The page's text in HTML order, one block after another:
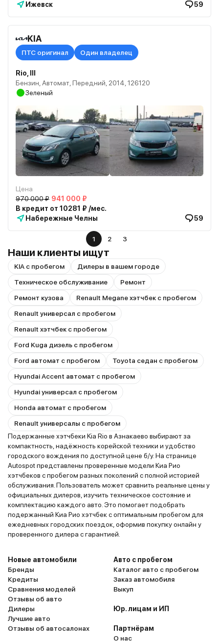
Ижевск
59
KIA
ПТС оригинал Один владелец
Rio, III
Бензин, Автомат, Передний, 2014, 126120
Зеленый
Цена
970 000 ₽ 941 000 ₽
В кредит от 10281 ₽ /мес.
Набережные Челны
59
1 2 3
Наши клиенты ищут
KIA с пробегом
Дилеры в вашем городе
Техническое обслуживание
Ремонт
Ремонт кузова
Renault Megane хэтчбек с пробегом
Renault универсал с пробегом
Renault хэтчбек с пробегом
Ford Kuga дизель с пробегом
Ford автомат с пробегом
Toyota седан с пробегом
Hyundai Accent автомат с пробегом
Hyundai универсал с пробегом
Honda автомат с пробегом
Renault универсалы с пробегом
Подержанные хэтчбеки Kia Rio в Азнакаево выбирают за
компактность, надёжность корейской техники и удобство
городского вождения по доступной цене б/у. На странице
Autospot представлены проверенные модели Киа Рио
хэтчбеков с пробегом разных поколений с полной историей
обслуживания. Пользователь может сравнить реальные цены у
официальных дилеров, изучить техническое состояние и
комплектацию каждого авто. Это помогает подобрать
подержанный Киа Рио хэтчбек с оптимальным пробегом для
ежедневных городских поездок, оформив покупку онлайн у
проверенного дилера с гарантией.
Новые автомобили
Бренды
Кредиты
Сравнения моделей
Отзывы об авто
Дилеры
Лучшие авто
Отзывы об автосалонах
Авто с пробегом
Каталог авто с пробегом
Заказ автомобиля
Выкуп
Юр. лицам и ИП
Партнёрам
О нас